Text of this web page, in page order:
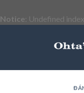
Notice : Undefined